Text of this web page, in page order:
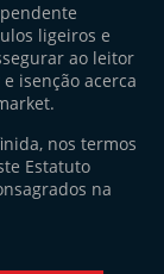
ligeiros e
ao leitor
isenção acerca
nos termos
Estatuto
na